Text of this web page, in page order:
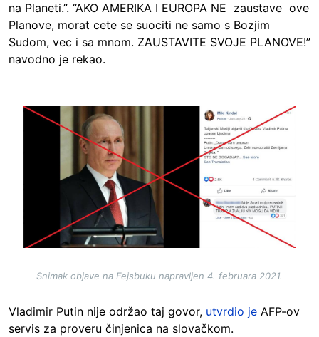
na Planeti.”. “AKO AMERIKA I EUROPA NE zaustave ove
Planove, morat cete se suociti ne samo s Bozjim
Sudom, vec i sa mnom. ZAUSTAVITE SVOJE PLANOVE!”
navodno je rekao.
Image
Snimak objave na Fejsbuku napravljen 4. februara 2021.
Vladimir Putin nije održao taj govor, utvrdio je AFP-ov
servis za proveru činjenica na slovačkom.